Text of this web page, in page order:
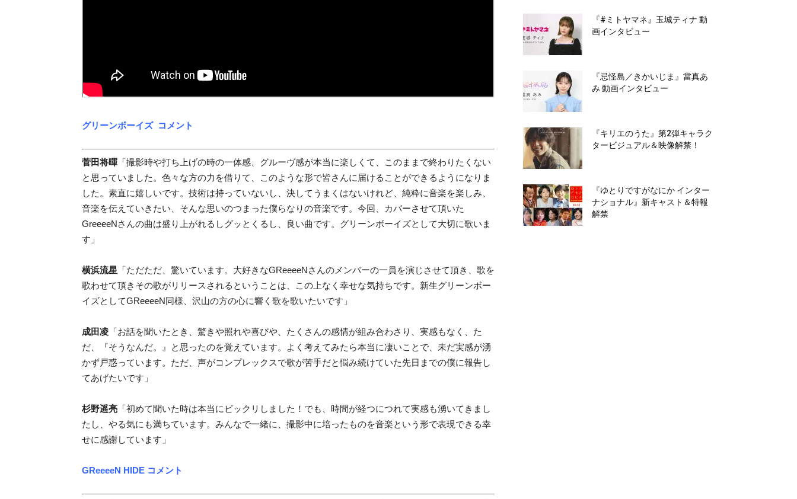
グリーンボーイズ コメント
菅田将暉 「撮影時や打ち上げの時の一体感、グルーヴ感が本当に楽しくて、このままで終わりたくない
と思っていました。 色々な方の力を借りて、このような形で皆さんに届けることができるようになりま
した。 素直に嬉しいです。 技術は持っていないし、決してうまくはないけれど、 純粋に音楽を楽しみ、
音楽を伝えていきたい、そんな思いのつまった僕らなりの音楽です。 今回、カバーさせて頂いた
GreeeeNさんの曲は盛り上がれるしグッとくるし、良い曲です。 グリーンボーイズとして大切に歌いま
す」
横浜流星 「ただただ、驚いています。 大好きなGReeeeNさんのメンバーの一員を演じさせて頂き、歌を
歌わせて頂きその歌がリリースされるということは、
この上なく幸せな気持ちです。新生グリーンボー
イズとしてGReeeeN同様、沢山の方の心に響く歌を歌いたいです」
成田凌 「お話を聞いたとき、驚きや照れや喜びや、たくさんの感情が組み合わさり、実感もなく、た
だ、『そうなんだ。』と思ったのを覚えています。よく考えてみたら本当に凄いことで、未だ実感が湧
かず戸惑っています。 ただ、声がコンプレックスで歌が苦手だと悩み続けていた先日までの僕に報告し
てあげたいです」
杉野遥亮 「初めて聞いた時は本当にビックリしました！ でも、時間が経つにつれて実感も湧いてきまし
たし、やる気にも満ちています。 みんなで一緒に、撮影中に培ったものを音楽という形で表現できる幸
せに感謝しています」
GReeeeN HIDE コメント
『#ミトヤマネ』玉城ティナ 動
画インタビュー
『忌怪島／きかいじま』當真あ
み 動画インタビュー
『キリエのうた』第2弾キャラク
タービジュアル＆映像解禁！
『ゆとりですがなにか インター
ナショナル』新キャスト＆特報
解禁